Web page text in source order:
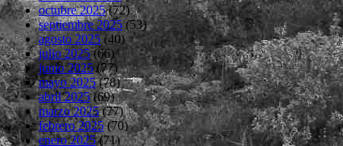
octubre 2025(72)
septiembre 2025 (53)
agosto 2025(40)
julio 2025(66)
junio 2025(77)
mayo 2025(78)
abril 2025(69)
marzo 2025(77)
febrero 2025(70)
enero 2025(71)